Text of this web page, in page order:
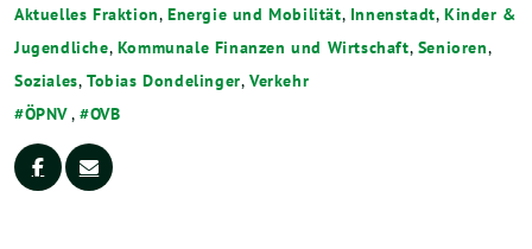
Aktuelles Fraktion,Energie und Mobilität, Innenstadt,Kinder &
Jugendliche, Kommunale Finanzen und Wirtschaft, Senioren,
Soziales,Tobias Dondelinger,Verkehr
ÖPNV, OVB